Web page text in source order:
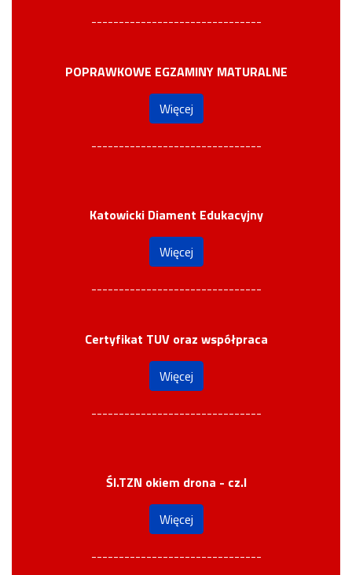
-------------------------------
POPRAWKOWE EGZAMINY MATURALNE
Więcej
-------------------------------
Katowicki Diament Edukacyjny
Więcej
-------------------------------
Certyfikat TUV oraz współpraca
Więcej
-------------------------------
Śl.TZN okiem drona - cz.I
Więcej
-------------------------------